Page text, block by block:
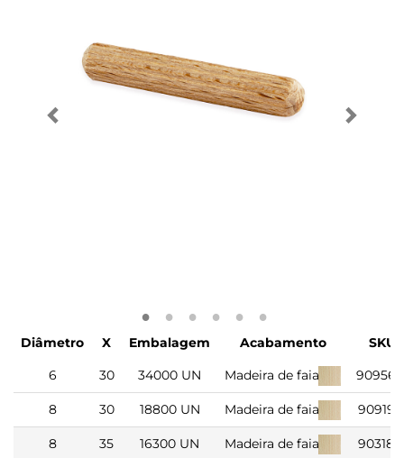
Diâmetro X Embalagem Acabamento
SKU
6
30 34000 UN Madeira de faia
8 30 18800 UN Madeira de faia
8 35 16300 UN Madeira de faia